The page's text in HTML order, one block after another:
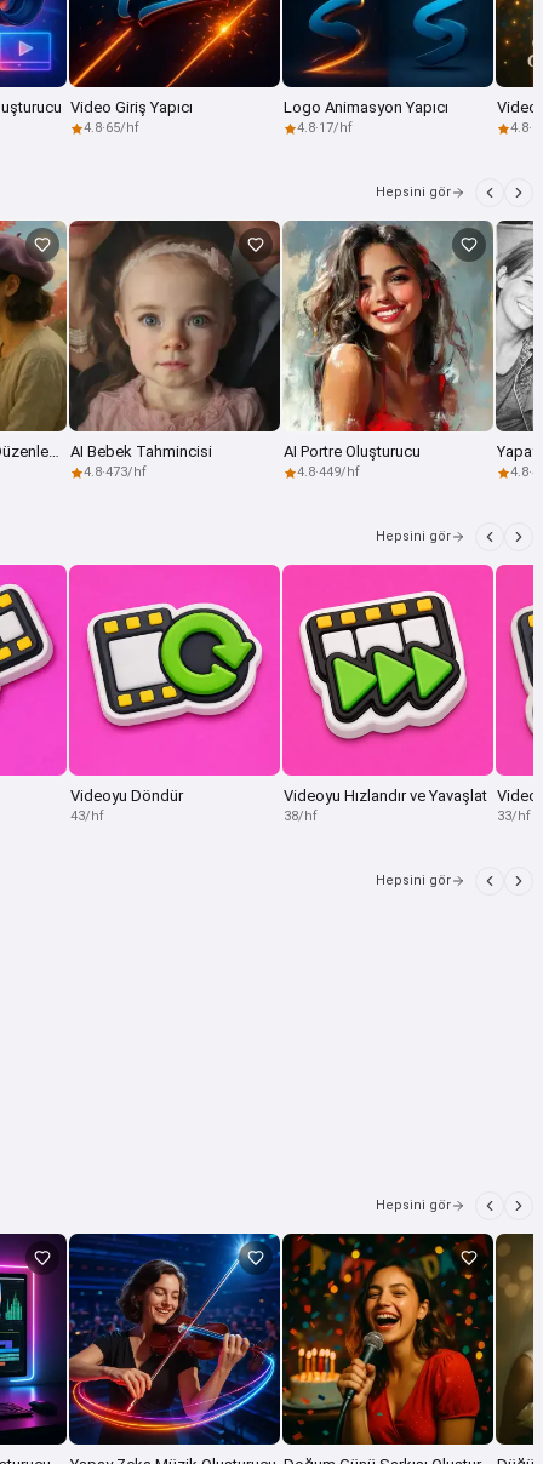
Video Giriş Yapıcı
4.8·65/hf
Logo Animasyon Yapıcı
4.8·17/hf
Video
4.8·
Hepsini gör
Yapay Zeka Görsel Düzenleyici AI Bebek Tahmincisi
4.8·473/hf
AI Portre Oluşturucu
4.8·449/hf 4.8·
Hepsini gör
Videoyu Döndür
43/hf
Videoyu Hızlandır ve Yavaşlat
38/hf 33/hf
Hepsini gör
Hepsini gör